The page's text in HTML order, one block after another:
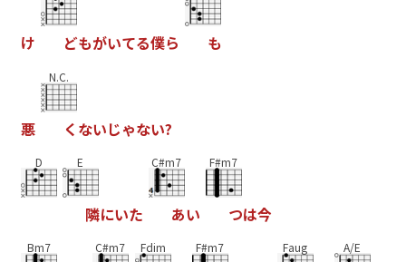
け どもがいてる僕ら も
悪
N.C.
く ないじゃない?
D E
隣にいた
C#m7
あい
F#m7
つは今
Bm7 C#m7 Fdim F#m7 Faug A/E